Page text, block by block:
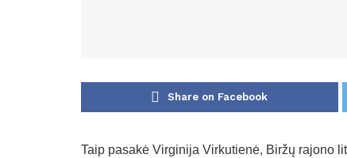
Share on Facebook
Taip pasakė Virginija Virkutienė, Biržų rajono